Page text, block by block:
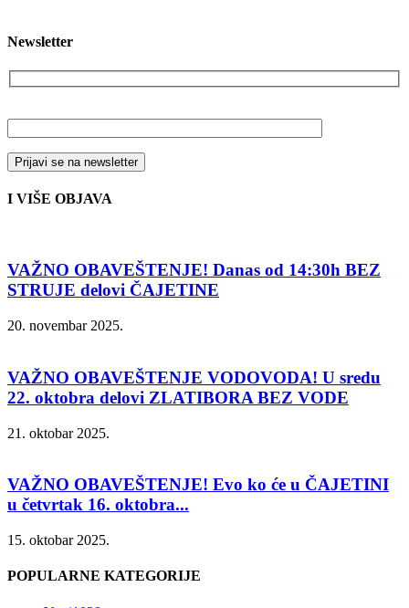
Newsletter
I VIŠE OBJAVA
VAŽNO OBAVEŠTENJE! Danas od 14:30h BEZ
STRUJE delovi ČAJETINE
20. novembar 2025.
VAŽNO OBAVEŠTENJE VODOVODA! U sredu
22. oktobra delovi ZLATIBORA BEZ VODE
21. oktobar 2025.
VAŽNO OBAVEŠTENJE! Evo ko će u ČAJETINI
u četvrtak 16. oktobra...
15. oktobar 2025.
POPULARNE KATEGORIJE